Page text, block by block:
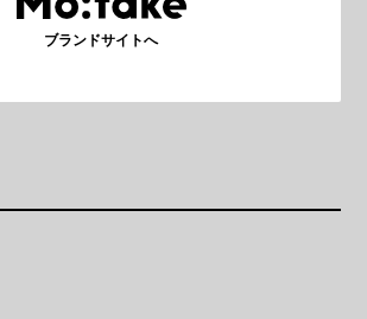
ブランドサイトへ